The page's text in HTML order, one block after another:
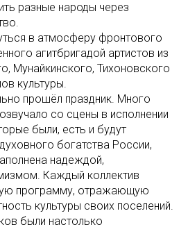
разные народы через
в атмосферу фронтового
агитбригадой артистов из
Мунайкинского, Тихоновского
культуры.
прошёл праздник. Много
со сцены в исполнении
были, есть и будут
богатства России,
надеждой,
Каждый коллектив
программу, отражающую
культуры своих поселений.
были настолько